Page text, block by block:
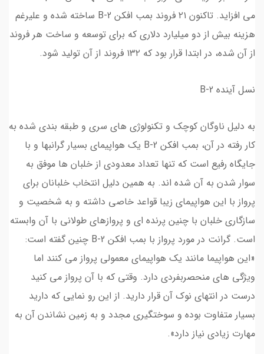
می افزاید. تاکنون ۲۱ فروند بمب افکن B-2 ساخته شده و علیرغم
هزینه بیش از دو میلیارد دلاری که برای توسعه و ساخت هر فروند
از آن شده، در ابتدا قرار بود که ۱۳۲ فروند از آن تولید شود.
نسل آینده B-2
به دلیل ناوگان کوچک و تکنولوژی های سری و طبقه بندی شده به
کار رفته در آن، بمب افکن B-2 یک هواپیمای بسیار گرانبها و با
جایگاه رفیع است که تنها تعداد معدودی از خلبان ها موفق به
سوار شدن به آن شده اند. به همین دلیل انتخاب خلبانان برای
پرواز با این هواپیمای زیبا قواعد خاصی داشته و به شخصیت و
سازگاری خلبان با چنین پرنده ای و پروازهای طولانی با آن وابسته
است. گرانت در مورد پرواز با بمب افکن B-2 چنین گفته است:
«این هواپیما مانند یک هواپیمای معمولی پرواز می کنند اما
ویژگی های منحصربفردی دارد. وقتی که با آن پرواز می کنید
درست در انتهای نوک آن قرار دارید. از این رو نمایی که دارید
بسیار متفاوت بوده و سوختگیری مجدد و به زمین نشاندن آن به
مهارت زیادی نیاز دارد».